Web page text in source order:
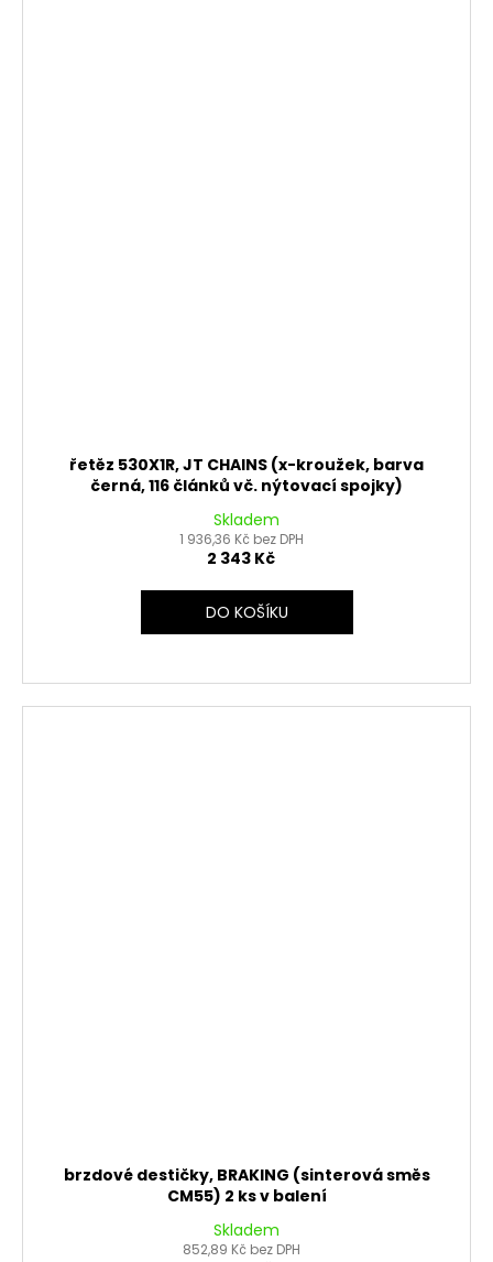
řetěz 530X1R, JT CHAINS (x-kroužek, barva
černá, 116 článků vč. nýtovací spojky)
Skladem
1 936,36 Kč bez DPH
2 343 Kč
DO KOŠÍKU
brzdové destičky, BRAKING (sinterová směs
CM55) 2 ks v balení
Skladem
852,89 Kč bez DPH